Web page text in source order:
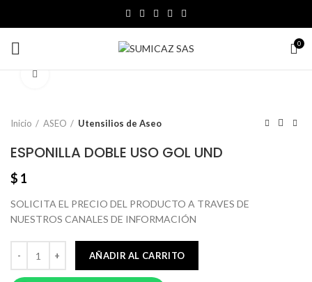
0
Inicio ASEO Utensilios de Aseo
ESPONILLA DOBLE USO GOL UND
$ 1
SOLICITA EL PRECIO DEL PRODUCTO A TRAVES DE
NUESTROS CANALES DE INFORMACIÓN
AÑADIR AL CARRITO